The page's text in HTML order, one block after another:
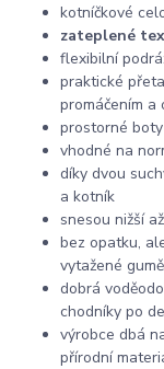
kotníčkové
zateplené
flexibilní
praktické
promáčením a
prostorné
vhodné na
díky dvou
a kotník
snesou nižší
bez opatku,
vytažené gumě
dobrá
chodníky po
výrobce dbá
přírodní